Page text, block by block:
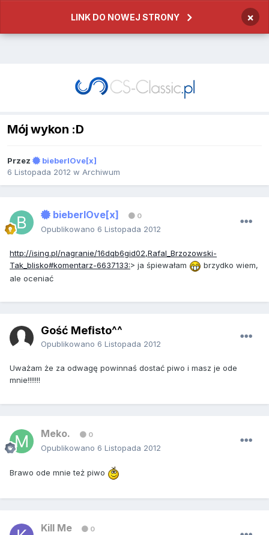
LINK DO NOWEJ STRONY ×
Mój wykon :D
Przez
bieberlOve[x]
6 Listopada 2012 w Archiwum
bieberlOve[x] 0
Opublikowano 6 Listopada 2012
http://ising.pl/nagranie/16dqb6gid02,Rafal_Brzozowski-
Tak_blisko#komentarz-6637133:> ja śpiewałam
brzydko wiem,
ale oceniać
Gość Mefisto^^
Opublikowano 6 Listopada 2012
Uważam że za odwagę powinnaś dostać piwo i masz je ode
mnie!!!!!!!
Meko. 0
Opublikowano 6 Listopada 2012
Brawo ode mnie też piwo
Kill Me 0